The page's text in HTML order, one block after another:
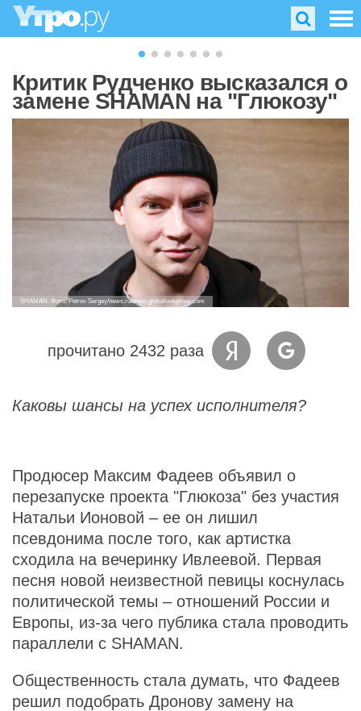
Критик Рудченко высказался о
замене SHAMAN на "Глюкозу"
SHAMAN. Фото: Petrov Sergey/news.ru/www.globallookpress.com
прочитано 2432 раза
Каковы шансы на успех исполнителя?
Продюсер Максим Фадеев объявил о
перезапуске проекта "Глюкоза" без участия
Натальи Ионовой – ее он лишил
псевдонима после того, как артистка
сходила на вечеринку Ивлеевой. Первая
песня новой неизвестной певицы коснулась
политической темы – отношений России и
Европы, из-за чего публика стала проводить
параллели с SHAMAN.
Общественность стала думать, что Фадеев
решил подобрать Дронову замену на